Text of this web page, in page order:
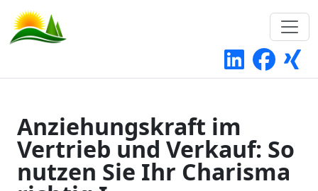
Anziehungskraft im
Vertrieb und Verkauf: So
nutzen Sie Ihr Charisma